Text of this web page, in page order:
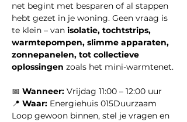
net begint met besparen of al stappen
hebt gezet in je woning. Geen vraag is
te klein – van isolatie, tochtstrips,
warmtepompen, slimme apparaten,
zonnepanelen, tot collectieve
oplossingen zoals het mini-warmtenet.
📅 Wanneer: Vrijdag 11:00 – 12:00 uur
📍 Waar: Energiehuis 015Duurzaam
Loop gewoon binnen, stel je vragen en